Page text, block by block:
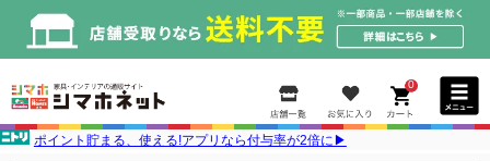
0
ポイント貯まる、使える!アプリなら付与率が2倍に▶